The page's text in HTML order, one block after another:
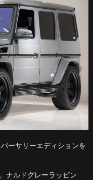
ーサリーエディションを
ナルドグレーラッピン